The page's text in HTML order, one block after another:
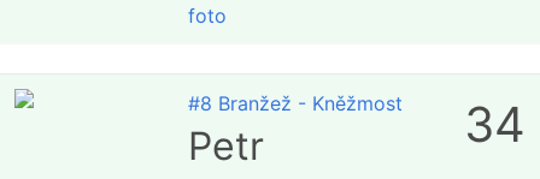
foto
#8 Branžež - Kněžmost
Petr
34